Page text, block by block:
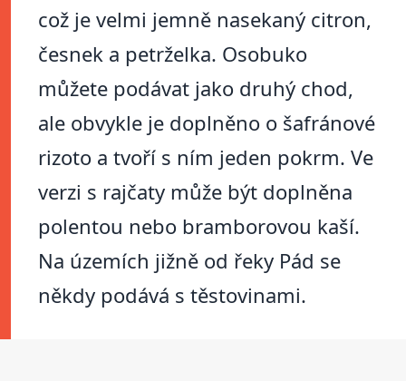
což je velmi jemně nasekaný citron,
česnek a petrželka. Osobuko
můžete podávat jako druhý chod,
ale obvykle je doplněno o šafránové
rizoto a tvoří s ním jeden pokrm. Ve
verzi s rajčaty může být doplněna
polentou nebo bramborovou kaší.
Na územích jižně od řeky Pád se
někdy podává s těstovinami.